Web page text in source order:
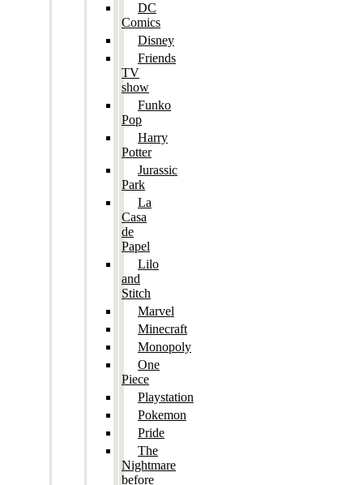
DC
Comics
Disney
Friends
TV
show
Funko
Pop
Harry
Potter
Jurassic
Park
La
Casa
de
Papel
Lilo
and
Stitch
Marvel
Minecraft
Monopoly
One
Piece
Playstation
Pokemon
Pride
The
Nightmare
before